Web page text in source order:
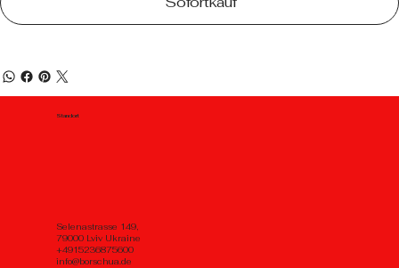
Standort
Selenastrasse 149,
79000 Lviv Ukraine
+4915236875600
info@borschua.de